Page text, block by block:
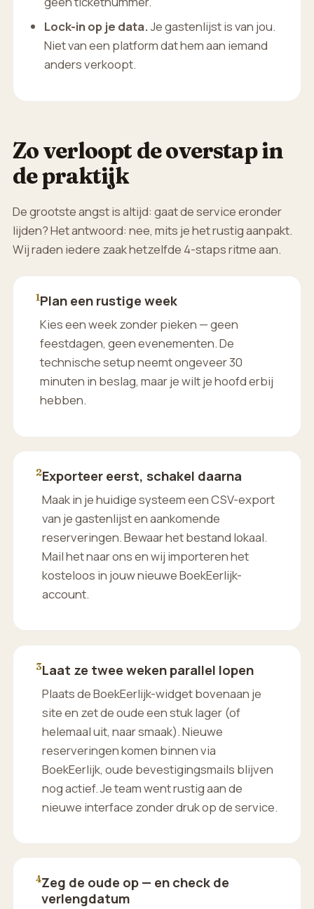
Lock-in op je data.Je gastenlijst is van jou.
Niet van een platform dat hem aan iemand
anders verkoopt.
Zo verloopt de overstap in
de praktijk
De grootste angst is altijd: gaat de service eronder
lijden? Het antwoord: nee, mits je het rustig aanpakt.
Wij raden iedere zaak hetzelfde 4-staps ritme aan.
1Plan een rustige week
Kies een week zonder pieken — geen
feestdagen, geen evenementen. De
technische setup neemt ongeveer 30
minuten in beslag, maar je wilt je hoofd erbij
hebben.
2Exporteer eerst, schakel daarna
Maak in je huidige systeem een CSV-export
van je gastenlijst en aankomende
reserveringen. Bewaar het bestand lokaal.
Mail het naar ons en wij importeren het
kosteloos in jouw nieuwe BoekEerlijk-
account.
3Laat ze twee weken parallel lopen
Plaats de BoekEerlijk-widget bovenaan je
site en zet de oude een stuk lager (of
helemaal uit, naar smaak). Nieuwe
reserveringen komen binnen via
BoekEerlijk, oude bevestigingsmails blijven
nog actief. Je team went rustig aan de
nieuwe interface zonder druk op de service.
4Zeg de oude op — en check de
verlengdatum